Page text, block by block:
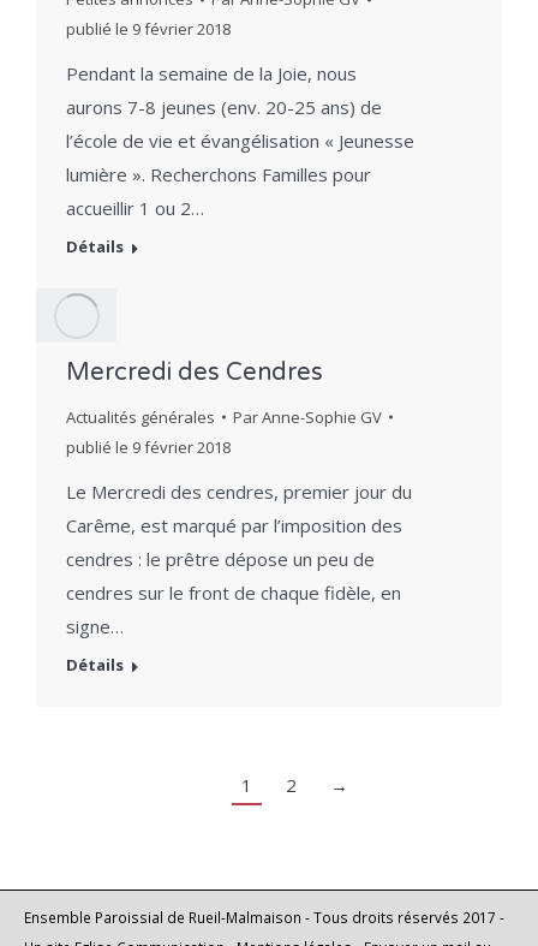
publié le 9 février 2018
Pendant la semaine de la Joie, nous
aurons 7-8 jeunes (env. 20-25 ans) de
l’école de vie et évangélisation « Jeunesse
lumière ». Recherchons Familles pour
accueillir 1 ou 2…
Détails
Mercredi des Cendres
Actualités générales ParAnne-Sophie GV
publié le 9 février 2018
Le Mercredi des cendres, premier jour du
Carême, est marqué par l’imposition des
cendres : le prêtre dépose un peu de
cendres sur le front de chaque fidèle, en
signe…
Détails
1 2 →
Ensemble Paroissial de Rueil-Malmaison - Tous droits réservés 2017 -